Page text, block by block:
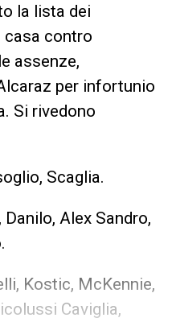
la lista dei
casa contro
assenze,
per infortunio
Si rivedono
Scaglia.
Danilo, Alex Sandro,
Kostic, McKennie,
Caviglia,